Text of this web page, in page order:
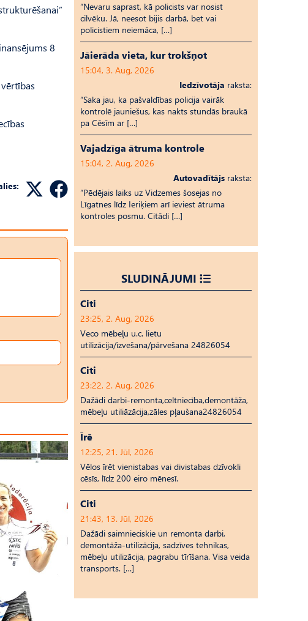
8
“Nevaru saprast, kā policists var nosist
cilvēku. Jā, neesot bijis darbā, bet vai
policistiem neiemāca, […]
Jāierāda vieta, kur trokšņot
15:04, 3. Aug, 2026
Iedzīvotāja raksta:
“Saka jau, ka pašvaldības policija vairāk
kontrolē jauniešus, kas nakts stundās braukā
pa Cēsīm ar […]
Vajadzīga ātruma kontrole
15:04, 2. Aug, 2026
Autovadītājs raksta:
“Pēdējais laiks uz Vid­ze­mes šosejas no
Līgatnes līdz Ieriķiem arī ieviest ātruma
kontroles posmu. Citādi […]
SLUDINĀJUMI
Citi
23:25, 2. Aug, 2026
Veco mēbeļu u.c. lietu
utilizācija/izvešana/pārvešana 24826054
Citi
23:22, 2. Aug, 2026
Dažādi darbi-remonta,celtniecība,demontāža,
mēbeļu utiliāzācija,zāles pļaušana24826054
Īrē
12:25, 21. Jūl, 2026
Vēlos īrēt vienistabas vai divistabas dzīvokli
cēsīs, līdz 200 eiro mēnesī.
Citi
21:43, 13. Jūl, 2026
Dažādi saimnieciskie un remonta darbi,
demontāža-utilizācija, sadzīves tehnikas,
mēbeļu utilizācija, pagrabu tīrīšana. Visa veida
transports. […]